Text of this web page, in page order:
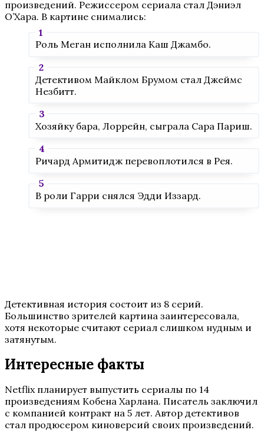
произведений. Режиссером сериала стал Дэниэл
О’Хара. В картине снимались:
Роль Меган исполнила Каш Джамбо.
Детективом Майклом Брумом стал Джеймс
Незбитт.
Хозяйку бара, Лоррейн, сыграла Сара Париш.
Ричард Армитидж перевоплотился в Рея.
В роли Гарри снялся Эдди Иззард.
Детективная история состоит из 8 серий.
Большинство зрителей картина заинтересовала,
хотя некоторые считают сериал слишком нудным и
затянутым.
Интересные факты
Netflix планирует выпустить сериалы по 14
произведениям Кобена Харлана. Писатель заключил
с компанией контракт на 5 лет. Автор детективов
стал продюсером киноверсий своих произведений.